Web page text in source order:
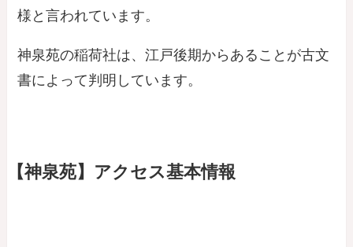
様と言われています。
神泉苑の稲荷社は、江戸後期からあることが古文
書によって判明しています。
【神泉苑】アクセス基本情報